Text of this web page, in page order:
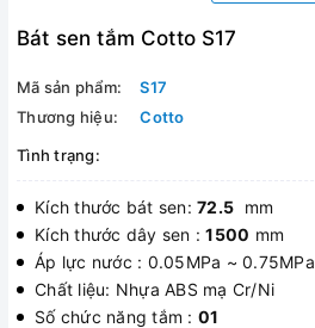
Bát sen tắm Cotto S17
Mã sản phẩm:
S17
Thương hiệu:
Cotto
Tình trạng:
Kích thước bát sen: 72.5 mm
Kích thước dây sen :1500 mm
Áp lực nước : 0.05MPa ~ 0.75MPa
Chất liệu: Nhựa ABS mạ Cr/Ni
Số chức năng tắm : 01